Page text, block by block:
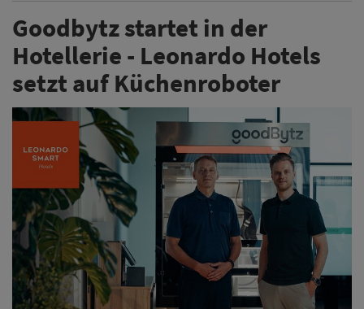
Goodbytz startet in der
Hotellerie - Leonardo Hotels
setzt auf Küchenroboter